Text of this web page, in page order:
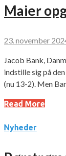
Maier
23. november
Jacob Bank,
indstille sig på
(nu 13-2). Men
Read More
Nyheder